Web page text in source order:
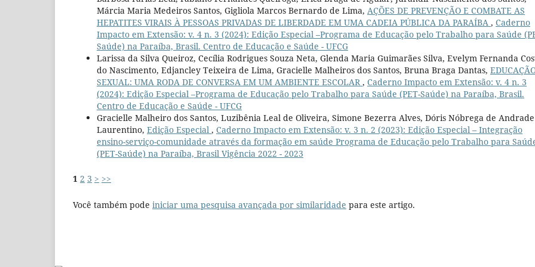
Márcia Maria Medeiros Santos, Gigliola Marcos Bernardo de Lima, AÇÕES DE PREVENÇÃO E COMBATE AS
HEPATITES VIRAIS À PESSOAS PRIVADAS DE LIBERDADE EM UMA CADEIA PÚBLICA DA PARAÍBA , Caderno
Impacto em Extensão: v. 4 n. 3 (2024): Edição Especial –Programa de Educação pelo Trabalho para Saúde
Saúde) na Paraíba, Brasil. Centro de Educação e Saúde - UFCG
Larissa da Silva Queiroz, Cecília Rodrigues Souza Neta, Glenda Maria Guimarães Silva, Evelym Fernanda
do Nascimento, Edjancley Teixeira de Lima, Gracielle Malheiros dos Santos, Bruna Braga Dantas,
SEXUAL: UMA RODA DE CONVERSA EM UM AMBIENTE ESCOLAR , Caderno Impacto em Extensão: v. 4 n. 3
(2024): Edição Especial –Programa de Educação pelo Trabalho para Saúde (PET-Saúde) na Paraíba, Brasil.
Centro de Educação e Saúde - UFCG
Gracielle Malheiro dos Santos, Luzibênia Leal de Oliveira, Simone Bezerra Alves, Dóris Nóbrega de Andrade
Laurentino, Edição Especial , Caderno Impacto em Extensão: v. 3 n. 2 (2023): Edição Especial – Integração
ensino-serviço-comunidade através da formação em saúde Programa de Educação pelo Trabalho para
(PET-Saúde) na Paraíba, Brasil Vigência 2022 - 2023
1 2 3 > >>
Você também pode iniciar uma pesquisa avançada por similaridade para este artigo.